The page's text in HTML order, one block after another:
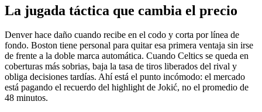
La jugada táctica que cambia el precio
Denver hace daño cuando recibe en el codo y corta por línea de
fondo. Boston tiene personal para quitar esa primera ventaja sin irse
de frente a la doble marca automática. Cuando Celtics se queda en
coberturas más sobrias, baja la tasa de tiros liberados del rival y
obliga decisiones tardías. Ahí está el punto incómodo: el mercado
está pagando el recuerdo del highlight de Jokić, no el promedio de
48 minutos.